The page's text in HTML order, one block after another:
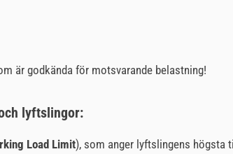
är godkända för motsvarande belastning!
lyftslingor:
Load Limit), som anger lyftslingens högsta